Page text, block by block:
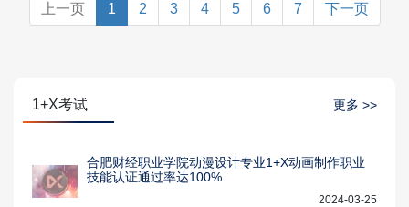
上一页 1 2 3 4 5 6 7 下一页
1+X考试 更多 >>
合肥财经职业学院动漫设计专业1+X动画制作职业
技能认证通过率达100%
2024-03-25